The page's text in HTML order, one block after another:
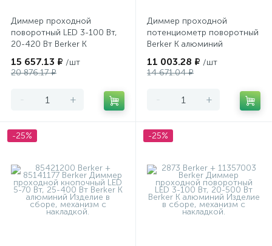
Диммер проходной
поворотный LED 3-100 Вт,
20-420 Вт Berker K
15 657.13 ₽ /шт
20 876.17 ₽
- +
Диммер проходной
потенциометр поворотный
Berker K алюминий
11 003.28 ₽ /шт
14 671.04 ₽
- +
-25% -25%